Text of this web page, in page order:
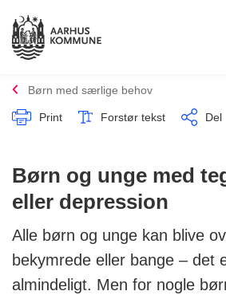
Børn med særlige behov
Print Forstør tekst Del
Børn og unge med
eller depression
Alle børn og unge kan blive
bekymrede eller bange – det
almindeligt. Men for nogle